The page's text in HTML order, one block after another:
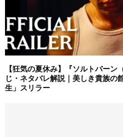
【狂気の夏休み】『ソルトバーン
じ・ネタバレ解説｜美しき貴族の
生」スリラー